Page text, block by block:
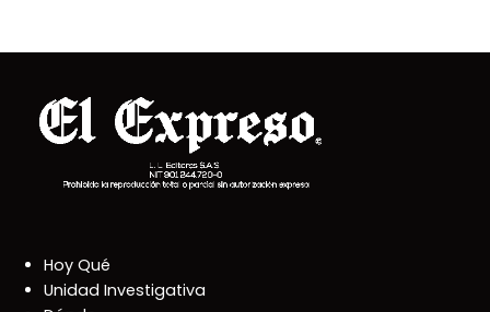
Hoy Qué
Unidad Investigativa